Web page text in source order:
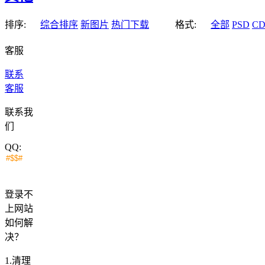
排序: 综合排序 新图片 热门下载 格式: 全部 PSD
客服
联系
客服
联系我
们
QQ:
登录不
上网站
如何解
决？
1.清理